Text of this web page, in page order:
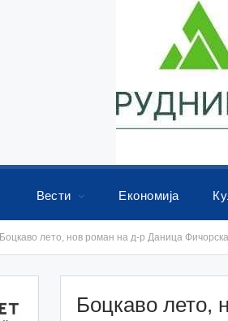
Вести Економија
Боцкаво лето, нов роман на д-р Даница Фичорска
Боцкаво лето,